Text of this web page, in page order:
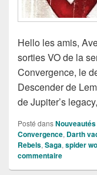
Hello les amis,
sorties VO de la
Convergence, le
Descender de
de Jupiter’s legacy,
Posté dans
Convergence, Darth
Rebels, Saga, spider
commentaire